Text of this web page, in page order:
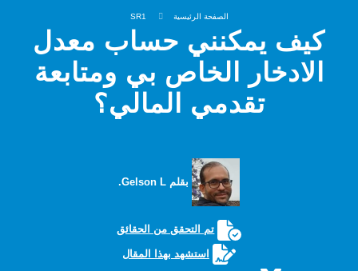
الصفحة الرئيسية SR1
كيف يمكنني حساب معدل
الادخار الخاص بي ومتابعة
تقدمي المالي؟
بقلم Gelson L.
تم التحقق من الحقائق
استشهد بهذا المقال